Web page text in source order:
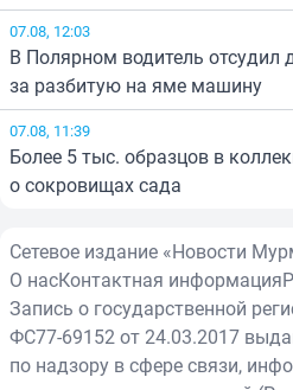
07.08, 12:03
В Полярном водитель отсудил
за разбитую на яме машину
07.08, 11:39
Более 5 тыс. образцов в
о сокровищах сада
Сетевое издание «Новости
О насКонтактная информация
Запись о государственной
ФС77-69152 от 24.03.2017
по надзору в сфере связи,